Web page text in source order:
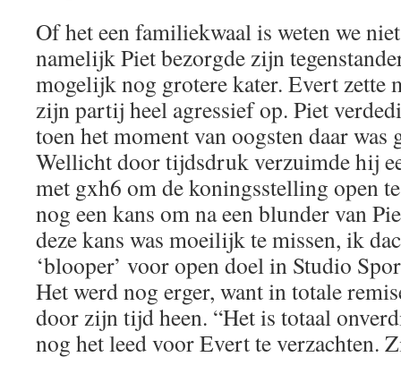
Of het een familiekwaal is weten we
namelijk Piet bezorgde zijn
mogelijk nog grotere kater. Evert zette
zijn partij heel agressief op. Piet
toen het moment van oogsten daar
Wellicht door tijdsdruk verzuimde hij
met gxh6 om de koningsstelling open
nog een kans om na een blunder van
deze kans was moeilijk te missen, ik
‘blooper’ voor open doel in Studio
Het werd nog erger, want in totale
door zijn tijd heen. “Het is totaal
nog het leed voor Evert te verzachten.